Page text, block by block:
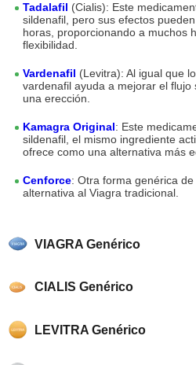
VIAGRA Genérico
CIALIS Genérico
LEVITRA Genérico
Tadalafil (Cialis): Este
sildenafil, pero sus efectos
horas, proporcionando a muchos
flexibilidad.
Vardenafil (Levitra): Al igual que
vardenafil ayuda a mejorar el
una erección.
Kamagra Original: Este
sildenafil, el mismo ingrediente
ofrece como una alternativa más
Cenforce: Otra forma genérica
alternativa al Viagra tradicional.